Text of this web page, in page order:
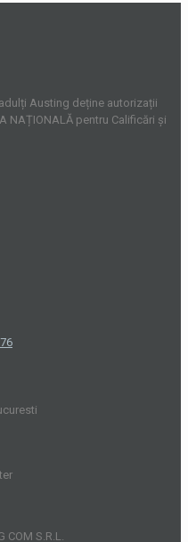
Austing deține autorizații
NAȚIONALĂ pentru Calificări și
S.R.L.